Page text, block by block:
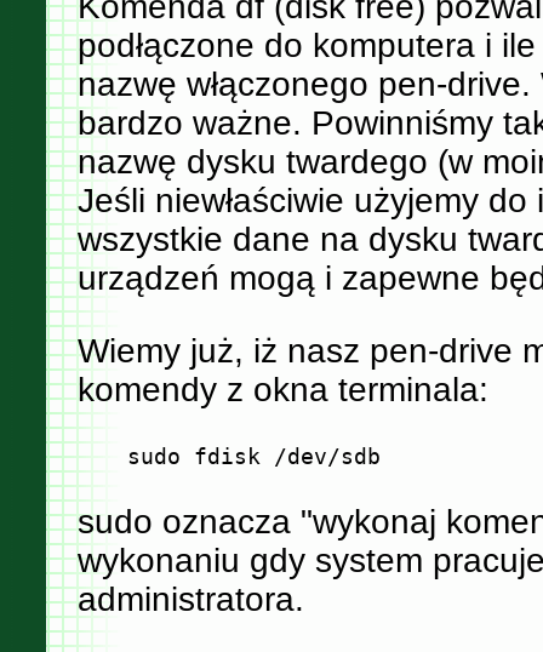
podłączone do komputera i
nazwę włączonego pen-
bardzo ważne. Powinniśmy
nazwę dysku twardego (w
Jeśli niewłaściwie użyjemy
wszystkie dane na dysku
urządzeń mogą i zapewne
Wiemy już, iż nasz pen-drive
komendy z okna terminala:
sudo oznacza "wykonaj
wykonaniu gdy system
administratora.